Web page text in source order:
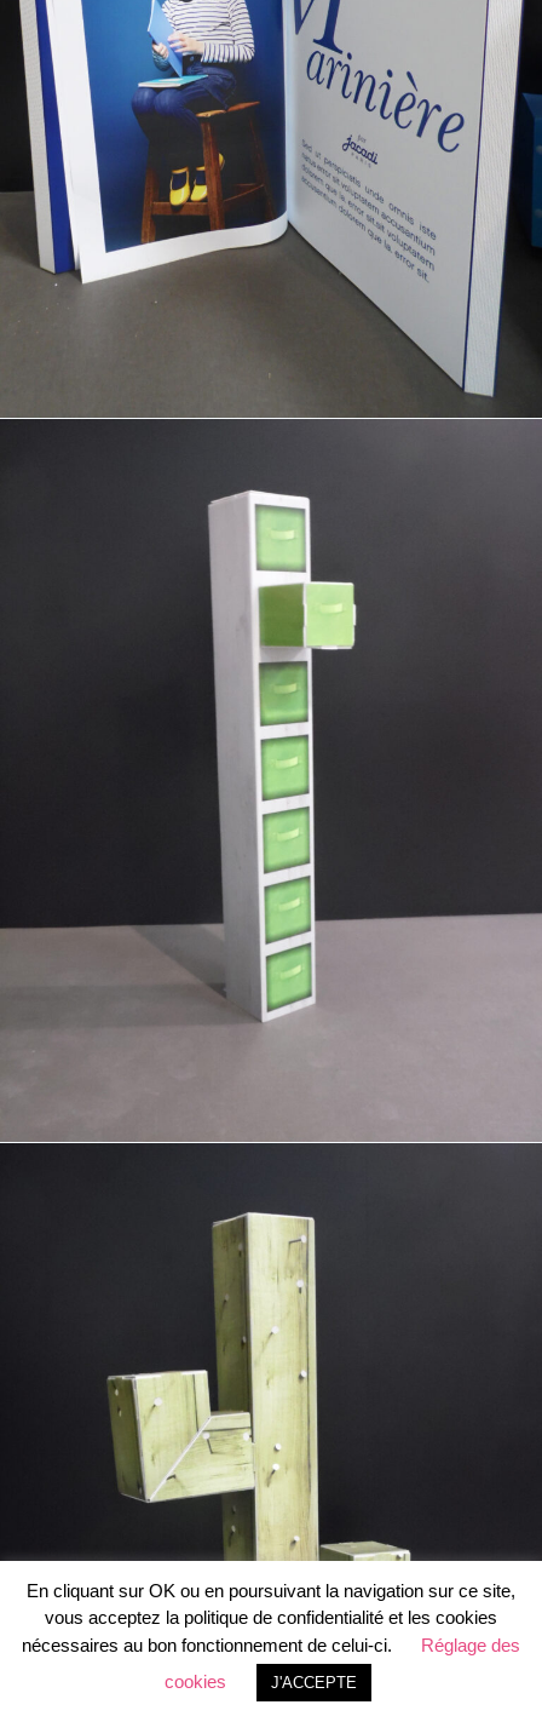
En cliquant sur OK ou en poursuivant la navigation sur ce site,
vous acceptez la politique de confidentialité et les cookies
nécessaires au bon fonctionnement de celui-ci.
Réglage des
cookies
J'ACCEPTE